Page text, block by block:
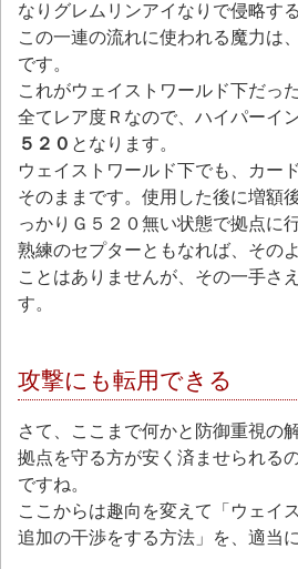
なりグレムリンアイなりで侵略する
この一連の流れに使われる魔力は
です。
これがウェイストワールド下だっ
全てレア度Ｒなので、ハイパーイ
５２０ となります。
ウェイストワールド下でも、カー
そのままです。使用した後に増額
っかりＧ５２０無い状態で拠点に
熟練のセプターともなれば、その
ことはありませんが、その一手さ
す。
攻撃にも転用できる
さて、ここまで何かと防御重視の
拠点を守る方が安く済ませられる
ですね。
ここからは趣向を変えて「ウェイ
追加の干渉をする方法」を、適当